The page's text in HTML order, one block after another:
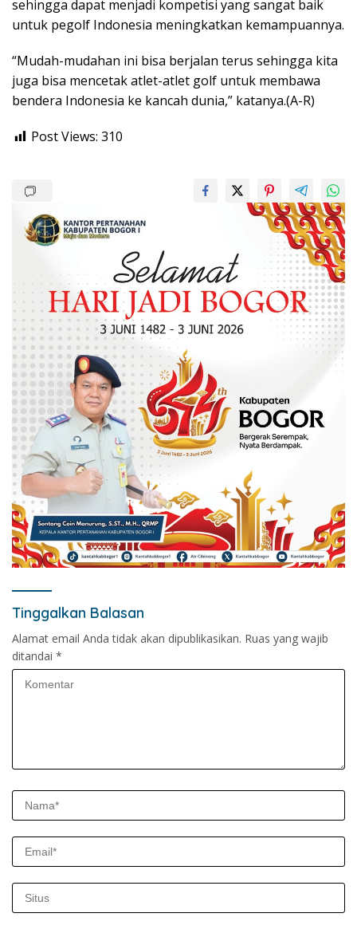
sehingga dapat menjadi kompetisi yang sangat baik
untuk pegolf Indonesia meningkatkan kemampuannya.
“Mudah-mudahan ini bisa berjalan terus sehingga kita
juga bisa mencetak atlet-atlet golf untuk membawa
bendera Indonesia ke kancah dunia,” katanya.(A-R)
Post Views: 310
Tinggalkan Balasan
Alamat email Anda tidak akan dipublikasikan. Ruas yang wajib
ditandai *